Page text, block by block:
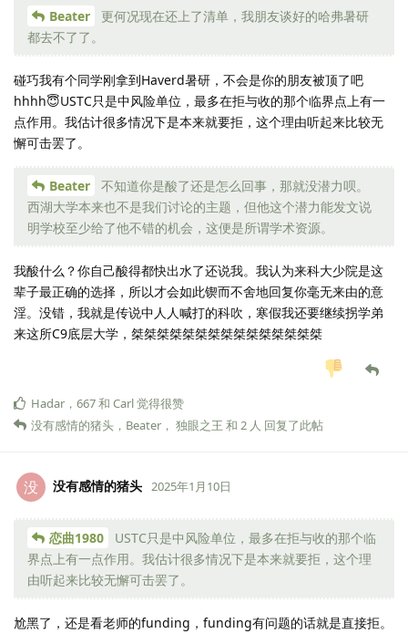
Beater
更何况现在还上了清单，我朋友谈好的哈弗暑研
都去不了了。
碰巧我有个同学刚拿到Haverd暑研，不会是你的朋友被顶了吧
hhhh😇USTC只是中风险单位，最多在拒与收的那个临界点上有一
点作用。我估计很多情况下是本来就要拒，这个理由听起来比较无
懈可击罢了。
Beater
不知道你是酸了还是怎么回事，那就没潜力呗。
西湖大学本来也不是我们讨论的主题，但他这个潜力能发文说
明学校至少给了他不错的机会，这便是所谓学术资源。
我酸什么？你自己酸得都快出水了还说我。我认为来科大少院是这
辈子最正确的选择，所以才会如此锲而不舍地回复你毫无来由的意
淫。没错，我就是传说中人人喊打的科吹，寒假我还要继续拐学弟
来这所C9底层大学，桀桀桀桀桀桀桀桀桀桀桀桀桀桀桀
Hadar ， 667和 Carl觉得很赞
没有感情的猪头 ， Beater ， 独眼之王 和 2 人 回复了此帖
没 没有感情的猪头 2025年1月10日
恋曲1980
USTC只是中风险单位，最多在拒与收的那个临
界点上有一点作用。我估计很多情况下是本来就要拒，这个理
由听起来比较无懈可击罢了。
尬黑了，还是看老师的funding，funding有问题的话就是直接拒。